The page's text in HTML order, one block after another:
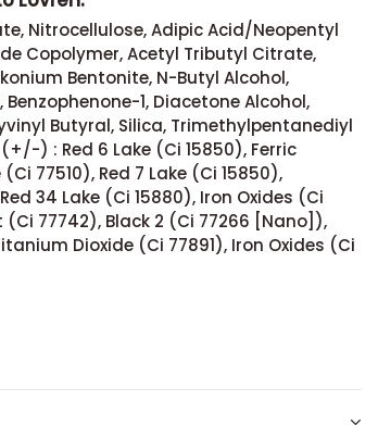
Lovren:
Nitrocellulose, Adipic Acid/Neopentyl
Copolymer, Acetyl Tributyl Citrate,
Bentonite, N-Butyl Alcohol,
1, Diacetone Alcohol,
Butyral, Silica, Trimethylpentanediyl
) : Red 6 Lake (Ci 15850), Ferric
77510), Red 7 Lake (Ci 15850),
34 Lake (Ci 15880), Iron Oxides (Ci
77742), Black 2 (Ci 77266 [Nano]),
Dioxide (Ci 77891), Iron Oxides (Ci